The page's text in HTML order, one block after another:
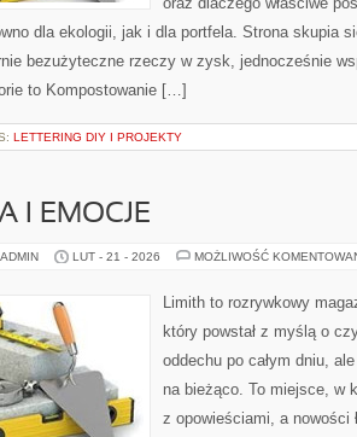
dla ekologii, jak i dla portfela. Strona skupia
bezużyteczne rzeczy w zysk, jednocześnie
to Kompostowanie […]
LETTERING DIY I PROJEKTY
I EMOCJE
LUT - 21 - 2026 MOŻLIWOŚĆ
Limith to rozrywkowy
który powstał z myślą o
oddechu po całym dniu,
na bieżąco. To miejsce, w
z opowieściami, a nowości